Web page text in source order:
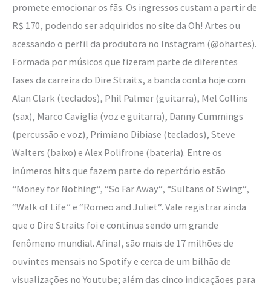
promete emocionar os fãs. Os ingressos custam a partir de
R$ 170, podendo ser adquiridos no site da Oh! Artes ou
acessando o perfil da produtora no Instagram (@ohartes).
Formada por músicos que fizeram parte de diferentes
fases da carreira do Dire Straits, a banda conta hoje com
Alan Clark (teclados), Phil Palmer (guitarra), Mel Collins
(sax), Marco Caviglia (voz e guitarra), Danny Cummings
(percussão e voz), Primiano Dibiase (teclados), Steve
Walters (baixo) e Alex Polifrone (bateria). Entre os
inúmeros hits que fazem parte do repertório estão
“Money for Nothing“, “So Far Away“, “Sultans of Swing“,
“Walk of Life” e “Romeo and Juliet“. Vale registrar ainda
que o Dire Straits foi e continua sendo um grande
fenômeno mundial. Afinal, são mais de 17 milhões de
ouvintes mensais no Spotify e cerca de um bilhão de
visualizações no Youtube; além das cinco indicaçãoes para